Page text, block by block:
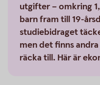
utgifter – omkring
barn fram till 19-
studiebidraget
men det finns
räcka till. Här är